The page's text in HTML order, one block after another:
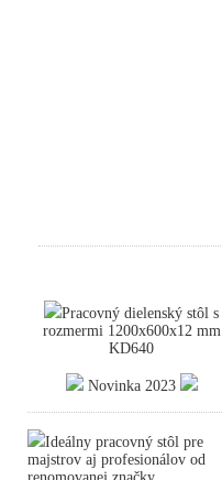
Pracovný dielenský stôl s
rozmermi 1200x600x12 mm
KD640
Novinka 2023
Ideálny pracovný stôl pre
majstrov aj profesionálov od